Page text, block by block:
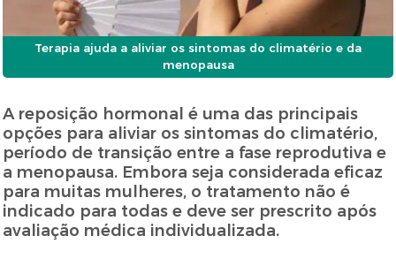
Terapia ajuda a aliviar os sintomas do climatério e da
menopausa
A reposição hormonal é uma das principais
opções para aliviar os sintomas do climatério,
período de transição entre a fase reprodutiva e
a menopausa. Embora seja considerada eficaz
para muitas mulheres, o tratamento não é
indicado para todas e deve ser prescrito após
avaliação médica individualizada.